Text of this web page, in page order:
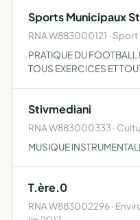
Sports Municipaux
RNA W883000121 · Sport
PRATIQUE DU FOOTBALL
TOUS EXERCICES ET
Stivmediani
RNA W883000333 ·
MUSIQUE
T.ère.0
RNA W883002296 ·